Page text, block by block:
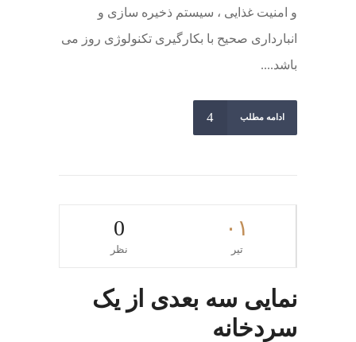
و امنیت غذایی ، سیستم ذخیره سازی و
انبارداری صحیح با بکارگیری تکنولوژی روز می
باشد....
ادامه مطلب
۰۱
تیر
0
نظر
نمایی سه بعدی از یک
سردخانه